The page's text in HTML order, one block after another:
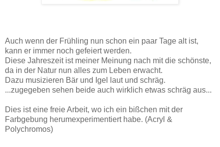
Auch wenn der Frühling nun schon ein paar Tage alt ist,
kann er immer noch gefeiert werden.
Diese Jahreszeit ist meiner Meinung nach mit die schönste,
da in der Natur nun alles zum Leben erwacht.
Dazu musizieren Bär und Igel laut und schräg.
...zugegeben sehen beide auch wirklich etwas schräg aus...
Dies ist eine freie Arbeit, wo ich ein bißchen mit der
Farbgebung herumexperimentiert habe. (Acryl &
Polychromos)